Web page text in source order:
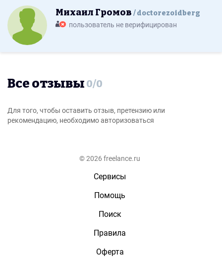
Михаил Громов doctorezoidberg
пользователь не верифицирован
Все отзывы 0/0
Для того, чтобы оставить отзыв, претензию или
рекомендацию, необходимо авторизоваться
© 2026 freelance.ru
Сервисы
Помощь
Поиск
Правила
Оферта